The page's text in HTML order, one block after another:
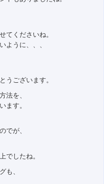
てくださいね。
ように、、、
うございます。
法を、
ます。
でが、
でしたね。
も、